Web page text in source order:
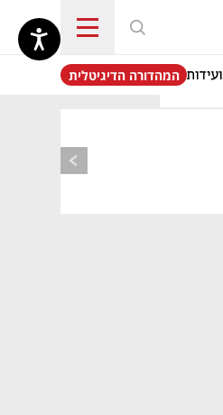
ועידות
נפתח בכרטיסייה חדשה
המהדורה הדיגיטלית